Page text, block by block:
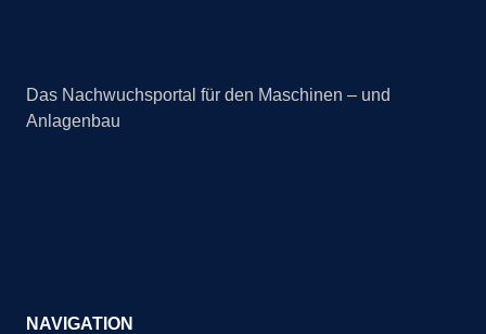
Das Nachwuchsportal für den Maschinen – und
Anlagenbau
NAVIGATION